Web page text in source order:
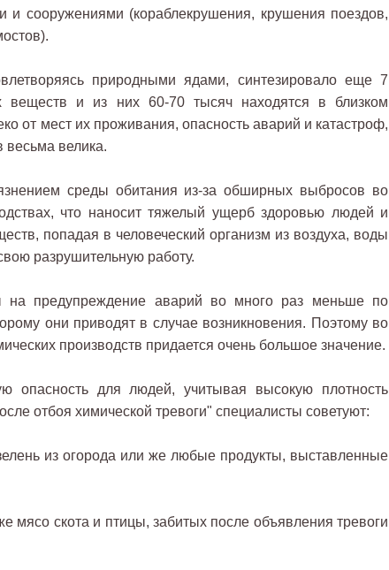
и сооружениями (кораблекрушения, крушения поездов,
природными ядами, синтезировало еще 7
веществ и из них 60-70 тысяч находятся в близком
от мест их проживания, опасность аварий и катастроф,
весьма велика.
среды обитания из-за обширных выбросов во
что наносит тяжелый ущерб здоровью людей и
попадая в человеческий организм из воздуха, воды
разрушительную работу.
на предупреждение аварий во много раз меньше по
они приводят в случае возникновения. Поэтому во
производств придается очень большое значение.
опасность для людей, учитывая высокую плотность
отбоя химической тревоги" специалисты советуют:
из огорода или же любые продукты, выставленные
мясо скота и птицы, забитых после объявления тревоги